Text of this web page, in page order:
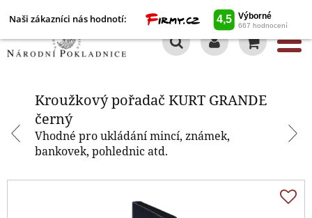
Naši zákazníci nás hodnotí:
Kroužkový pořadač KURT GRANDE
černý
Vhodné pro ukládání mincí, známek,
bankovek, pohlednic atd.
Kroužkový pořadač KURT